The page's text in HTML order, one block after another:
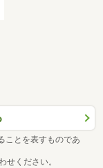
ことを表すものであ
せください。